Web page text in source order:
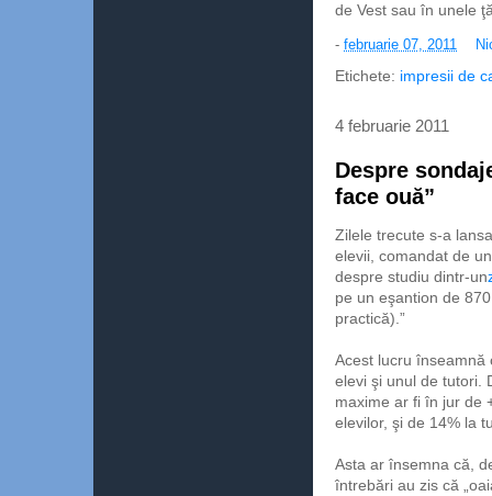
de Vest sau în unele
- februarie 07, 2011
Etichete: impresii de
4 februarie 2011
Despre
face ouă”
Zilele trecute s-a
elevii, comandat de
despre studiu dintr-un
pe un eşantion de
practică).”
Acest lucru înseamnă
elevi şi unul de tutori.
maxime ar fi în jur de
elevilor, şi de 14% la
Asta ar însemna că,
întrebări au zis că